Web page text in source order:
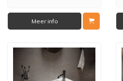
Meer info